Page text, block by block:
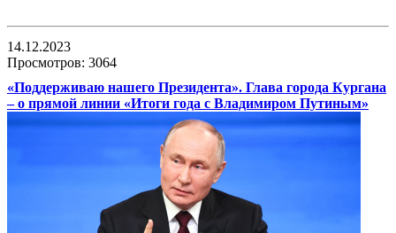
14.12.2023
Просмотров: 3064
«Поддерживаю нашего Президента». Глава города Кургана
– о прямой линии «Итоги года с Владимиром Путиным»